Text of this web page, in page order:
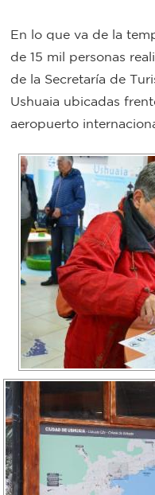
Rentas
Municipal
bondi
Boleto
estudiantil
Recorrido
colectivos
Recarga
SUBE
Personal
municipal
En lo que va de la
de 15 mil personas
de la Secretaría de
Ushuaia ubicadas
aeropuerto